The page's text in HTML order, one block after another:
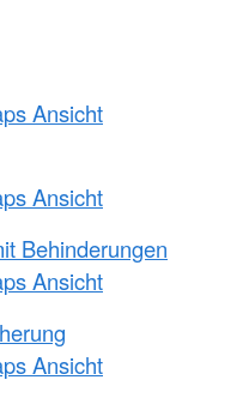
Ansicht
Ansicht
Behinderungen
Ansicht
Ansicht